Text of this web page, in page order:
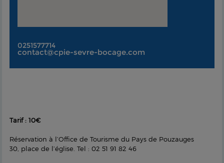
0251577714
contact@cpie-sevre-bocage.com
Tarif : 10€
Réservation à l’Office de Tourisme du Pays de Pouzauges
30, place de l’église. Tel : 02 51 91 82 46